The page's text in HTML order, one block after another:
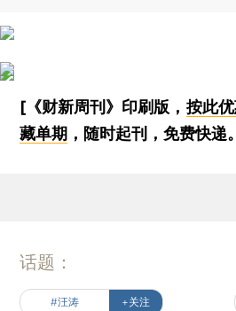
[《财新周刊》印刷版， 按此
藏单期 ，随时起刊，免费快递
话题：
#汪涛 +关注